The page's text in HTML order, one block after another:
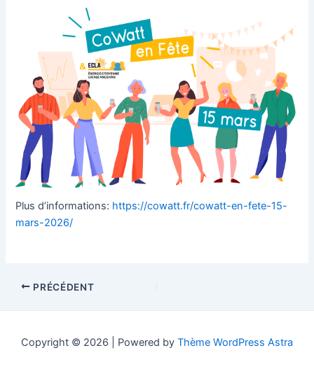
Plus d’informations: https://cowatt.fr/cowatt-en-fete-15-
mars-2026/
PRÉCÉDENT
Copyright © 2026 | Powered by Thème WordPress Astra